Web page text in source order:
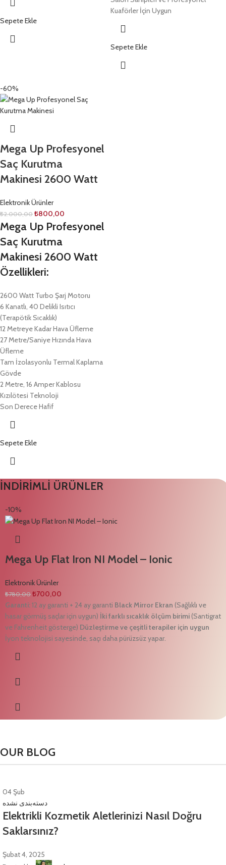
Sepete Ekle
Kuaförler İçin Uygun
Sepete Ekle
-60%
Mega Up Profesyonel
Saç Kurutma
Makinesi 2600 Watt
Elektronik Ürünler
₺2.000,00 ₺800,00
Mega Up Profesyonel
Saç Kurutma
Makinesi 2600 Watt
Özellikleri:
2600 Watt Turbo Şarj Motoru
6 Kanatlı, 40 Delikli Isıtıcı
(Terapötik Sıcaklık)
12 Metreye Kadar Hava Üfleme
27 Metre/Saniye Hızında Hava
Üfleme
Tam İzolasyonlu Termal Kaplama
Gövde
2 Metre, 16 Amper Kablosu
Kızılötesi Teknoloji
Son Derece Hafif
Sepete Ekle
İNDİRİMLİ ÜRÜNLER
-10%
Mega Up Flat Iron NI Model – Ionic
Elektronik Ürünler
₺780,00 ₺700,00
Garanti:12 ay garanti + 24 ay garanti Black Mirror Ekran (Sağlıklı ve
hasar görmüş saçlar için uygun) İki farklı sıcaklık ölçüm birimi(Santigrat
ve Fahrenheit gösterge) Düzleştirme ve çeşitli terapiler için uygun
İyon teknolojisi sayesinde, saçı daha pürüzsüz yapar.
OUR BLOG
04Şub
دسته‌بندی نشده
Elektrikli Kozmetik Aletlerinizi Nasıl Doğru
Saklarsınız?
Şubat 4, 2025